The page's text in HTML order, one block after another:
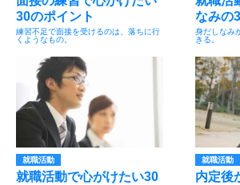
30のポイント
練習不足で面接を受けるのは、落ちに行
くようなもの。
なみの
身だしなみ
きる。
就職活動
就職活動で心がけたい30
就職活動
内定後